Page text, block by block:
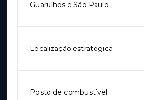
Guarulhos e São Paulo
Localização estratégica
Posto de combustível